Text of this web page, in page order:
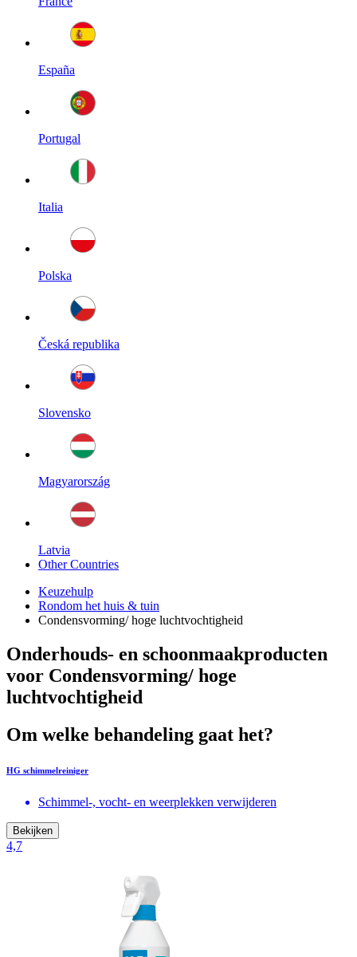
España
Portugal
Italia
Polska
Česká republika
Slovensko
Magyarország
Latvia
Other Countries
Keuzehulp
Rondom het huis & tuin
Condensvorming/ hoge luchtvochtigheid
Onderhouds- en schoonmaakproducten
voor Condensvorming/ hoge
luchtvochtigheid
Om welke behandeling gaat het?
HG schimmelreiniger
Schimmel-, vocht- en weerplekken verwijderen
Bekijken
4,7